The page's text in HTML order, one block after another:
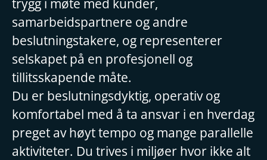
trygg i møte med kunder,
samarbeidspartnere og andre
beslutningstakere, og representerer
selskapet på en profesjonell og
tillitsskapende måte.
Du er beslutningsdyktig, operativ og
komfortabel med å ta ansvar i en hverdag
preget av høyt tempo og mange parallelle
aktiviteter. Du trives i miljøer hvor ikke alt